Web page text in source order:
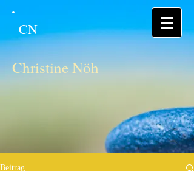
CN
Christine Nöh
Beitrag